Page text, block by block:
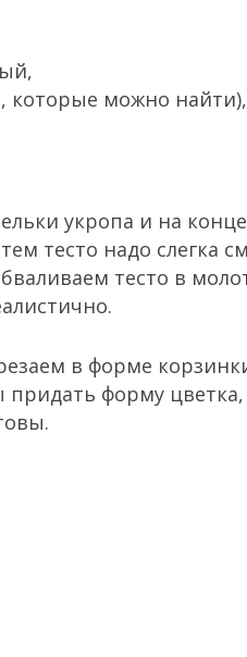
которые можно найти),
укропа и на конце
тесто надо слегка
тесто в
в форме
форму